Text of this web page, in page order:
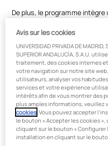
De plus, le programme
ressources TIC, les
maker »pour créer des
diversité.
En Espagne, on estime
environ 15 % de l’effectif
neurodéveloppemental
en évidence le besoin
dans l’éducation inclusive.
En suivant ce master, vous
pondération valantun point
Avis sur les cookies
UNIVERSIDAD PRIVADA DE
SUPERIOR ANDALUCÍA, S.A.U.
traitement, des cookies internes
votre navigation sur notre site
utilisateurs, analyser vos
services et votre expérience
intérêts afin de vous montrer des
plus amples informations, veuillez
cookies . Vous pouvez accepter
le bouton « Accepter les cookies
cliquant sur le bouton « Configurer
installation en cliquant sur le